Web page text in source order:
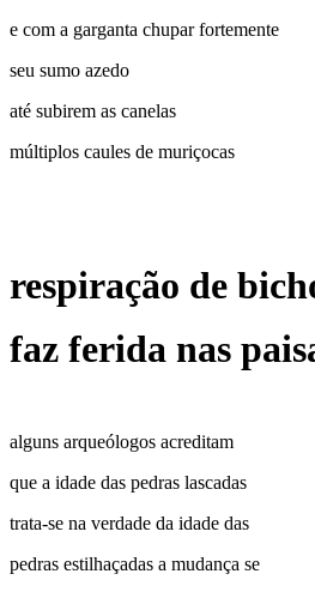
e com a garganta chupar fortemente
seu sumo azedo
até subirem as canelas
múltiplos caules de muriçocas
respiração de
faz ferida nas
alguns arqueólogos acreditam
que a idade das pedras lascadas
trata-se na verdade da idade das
pedras estilhaçadas a mudança se